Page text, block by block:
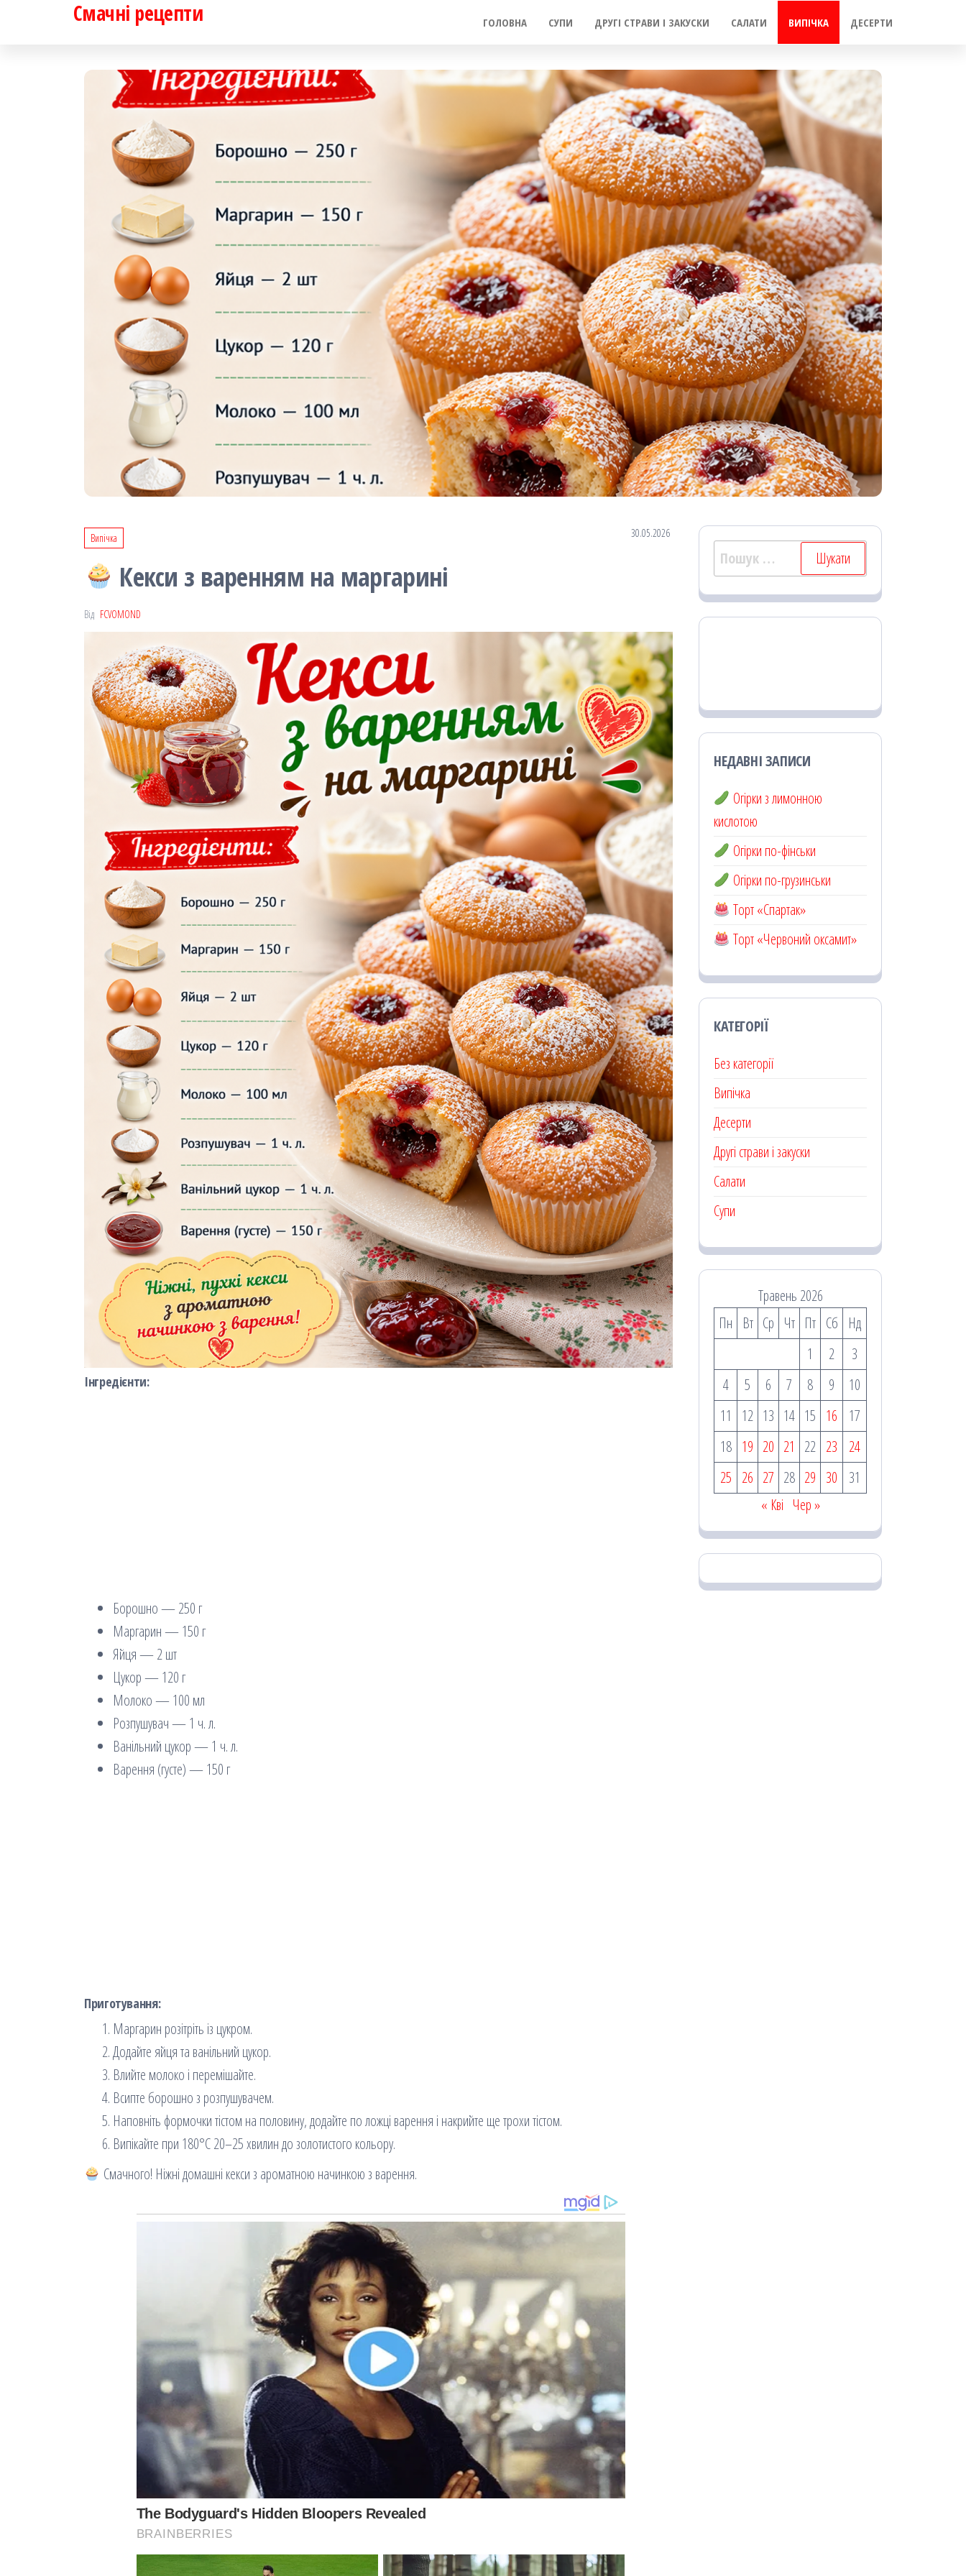
Смачні рецепти ГОЛОВНА СУПИ ДРУГІ СТРАВИ І ЗАКУСКИ САЛАТИ ВИПІЧКА ДЕСЕРТИ
Випічка 30.05.2026
Кекси з варенням на маргарині
Від FCVOMOND
Інгредієнти:
Борошно — 250 г
Маргарин — 150 г
Яйця — 2 шт
Цукор — 120 г
Молоко — 100 мл
Розпушувач — 1 ч. л.
Ванільний цукор — 1 ч. л.
Варення (густе) — 150 г
Приготування:
Маргарин розітріть із цукром.
Додайте яйця та ванільний цукор.
Влийте молоко і перемішайте.
Всипте борошно з розпушувачем.
Наповніть формочки тістом на половину, додайте по ложці варення і накрийте ще трохи тістом.
Випікайте при 180°C 20–25 хвилин до золотистого кольору.
Смачного! Ніжні домашні кекси з ароматною начинкою з варення.
Пошук:
НЕДАВНІ ЗАПИСИ
Огірки з лимонною
кислотою
Огірки по-фінськи
Огірки по-грузинськи
Торт «Спартак»
Торт «Червоний оксамит»
КАТЕГОРІЇ
Без категорії
Випічка
Десерти
Другі страви і закуски
Салати
Супи
Травень 2026
Пн
Вт Ср Чт Пт Сб
Нд
1
2
3
4
5 6 7 8 9
10
11
12 13 14 15 16
17
18 19 20 21 22 23
24
25 26 27 28 29 30
31
« Кві Чер »